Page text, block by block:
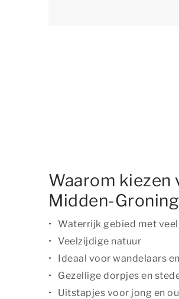
Waarom kiezen
Midden-
Waterrijk gebied met
Veelzijdige natuur
Ideaal voor wandelaars
Gezellige dorpjes en
Uitstapjes voor jong en